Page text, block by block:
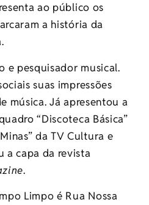
ao público os
a história da
e pesquisador musical.
suas impressões
música. Já apresentou a
“Discoteca Básica”
da TV Cultura e
a capa da revista
.
Limpo é Rua Nossa